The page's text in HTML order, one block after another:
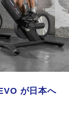
が日本へ